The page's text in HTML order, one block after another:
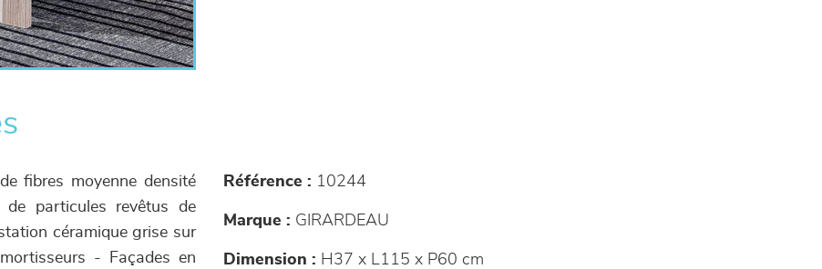
fibres moyenne densité
particules revêtus de
céramique grise sur
- Façades en
Référence : 10244
Marque : GIRARDEAU
Dimension : H37 x L115 x P60 cm